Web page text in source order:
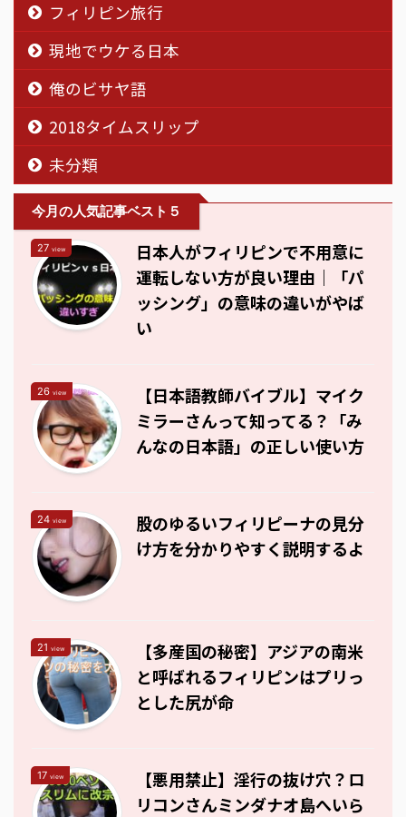
フィリピン旅行
現地でウケる日本
俺のビサヤ語
2018タイムスリップ
未分類
今月の人気記事ベスト５
27 view
日本人がフィリピンで不用意に
運転しない方が良い理由｜「パ
ッシング」の意味の違いがやば
い
26 view
【日本語教師バイブル】マイク
ミラーさんって知ってる？「み
んなの日本語」の正しい使い方
24 view
股のゆるいフィリピーナの見分
け方を分かりやすく説明するよ
21 view
【多産国の秘密】アジアの南米
と呼ばれるフィリピンはプリっ
とした尻が命
17 view
【悪用禁止】淫行の抜け穴？ロ
リコンさんミンダナオ島へいら